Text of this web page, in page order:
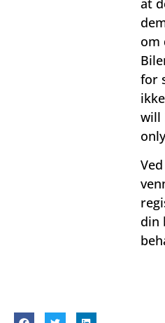
at
om
for
will
din